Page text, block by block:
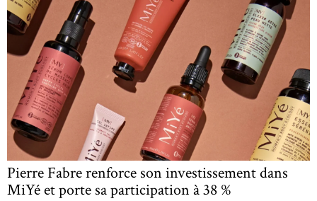
Pierre Fabre renforce son investissement dans
MiYé et porte sa participation à 38 %